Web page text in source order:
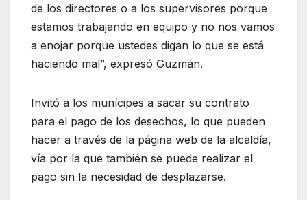
de los directores o a los supervisores porque
estamos trabajando en equipo y no nos vamos
a enojar porque ustedes digan lo que se está
haciendo mal”, expresó Guzmán.
Invitó a los munícipes a sacar su contrato
para el pago de los desechos, lo que pueden
hacer a través de la página web de la alcaldía,
vía por la que también se puede realizar el
pago sin la necesidad de desplazarse.